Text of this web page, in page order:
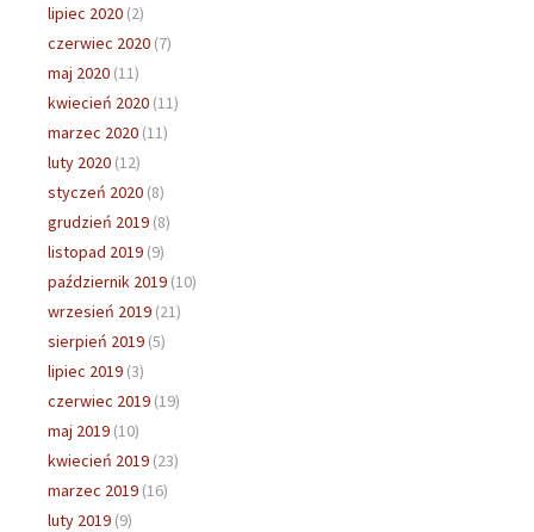
lipiec 2020 (2)
czerwiec 2020 (7)
maj 2020 (11)
kwiecień 2020 (11)
marzec 2020 (11)
luty 2020 (12)
styczeń 2020 (8)
grudzień 2019 (8)
listopad 2019 (9)
październik 2019 (10)
wrzesień 2019 (21)
sierpień 2019 (5)
lipiec 2019 (3)
czerwiec 2019 (19)
maj 2019 (10)
kwiecień 2019 (23)
marzec 2019 (16)
luty 2019 (9)